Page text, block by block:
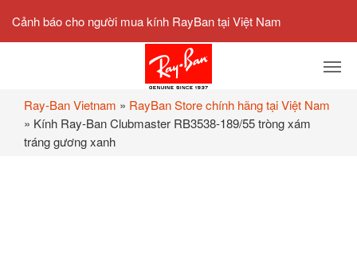
Cảnh báo cho người mua kính RayBan tại Việt Nam
Ray-Ban Vietnam » RayBan Store chính hãng tại Việt Nam
» Kính Ray-Ban Clubmaster RB3538-189/55 tròng xám
tráng gương xanh